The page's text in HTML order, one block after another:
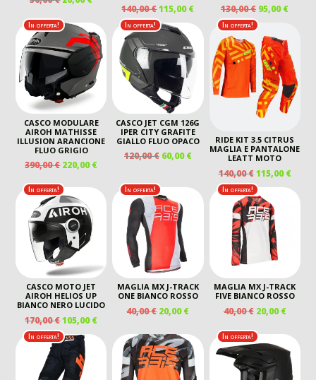
ORIGINALE
ERA:
50,00 €.
PREZZO
ATTUALE
È:
20,00 €.
140,00€IL
PREZZO
ORIGINALE
ERA:
140,00 €.
115,00€IL
PREZZO
ATTUALE
115,00 €.
130,00€ IL
PREZZO
ERA:
130,00 €.
95,00€IL
È:
95,00
In offerta!
CASCO MODULARE
AIROH MATHISSE
ILLUSION ARANCIONE
FLUO GRIGIO
390,00€ IL
ORIGINALE
ERA:
390,00 €.
220,00€IL
ATTUALE
220,00 €.
In offerta!
CASCO JET CGM 126G
IPER CITY GRAFITE
GIALLO FLUO OPACO
120,00€ IL
ERA:
120,00 €.
60,00€IL
ATTUALE
È:
In offerta!
RIDE KIT 3.5 CITRUS
MAGLIA E PANTALONE
LEATT MOTO
140,00€ IL
PREZZO
ORIGINALE
ERA:
140,00 €.
115,00€IL
In offerta!
CASCO MOTO JET
AIROH HELIOS UP
BIANCO NERO LUCIDO
170,00€IL
PREZZO
ORIGINALE
ERA:
170,00 €.
105,00€IL
PREZZO
ATTUALE
105,00 €.
In offerta!
MAGLIA MX J-TRACK
ONE BIANCO ROSSO
40,00€ IL
ORIGINALE
ERA:
40,00 €.
20,00€IL
ATTUALE
È:
20,00 €.
In offerta!
MAGLIA MX J-TRACK
FIVE BIANCO ROSSO
40,00€ IL
ORIGINALE
ERA:
40,00 €.
20,00€IL
È:
20,00
In offerta! In offerta!